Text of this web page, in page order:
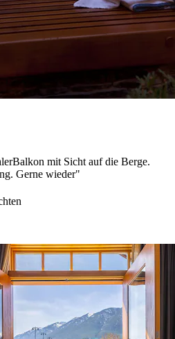
mit Sicht auf die Berge.
Gerne wieder"